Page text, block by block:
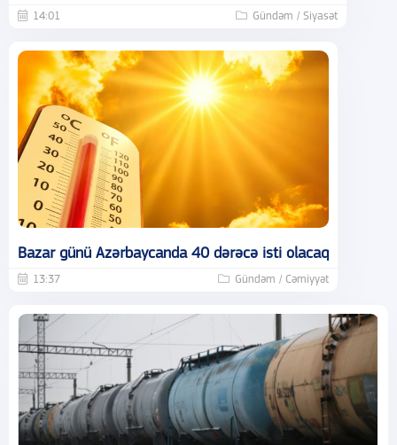
14:01 Gündəm / Siyasət
Bazar günü Azərbaycanda 40 dərəcə isti olacaq
13:37 Gündəm / Cəmiyyət